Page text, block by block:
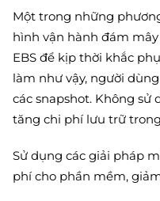
Một trong những
hình vận hành đám
EBS để kịp thời khắc
làm như vậy, người
các snapshot. Không
tăng chi phí lưu trữ trong
Sử dụng các giải pháp
phí cho phần mềm,